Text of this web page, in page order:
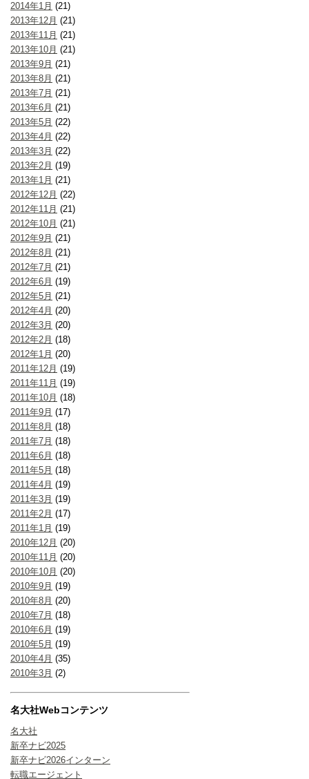
2014年1月 (21)
2013年12月 (21)
2013年11月 (21)
2013年10月 (21)
2013年9月 (21)
2013年8月 (21)
2013年7月 (21)
2013年6月 (21)
2013年5月 (22)
2013年4月 (22)
2013年3月 (22)
2013年2月 (19)
2013年1月 (21)
2012年12月 (22)
2012年11月 (21)
2012年10月 (21)
2012年9月 (21)
2012年8月 (21)
2012年7月 (21)
2012年6月 (19)
2012年5月 (21)
2012年4月 (20)
2012年3月 (20)
2012年2月 (18)
2012年1月 (20)
2011年12月 (19)
2011年11月 (19)
2011年10月 (18)
2011年9月 (17)
2011年8月 (18)
2011年7月 (18)
2011年6月 (18)
2011年5月 (18)
2011年4月 (19)
2011年3月 (19)
2011年2月 (17)
2011年1月 (19)
2010年12月 (20)
2010年11月 (20)
2010年10月 (20)
2010年9月 (19)
2010年8月 (20)
2010年7月 (18)
2010年6月 (19)
2010年5月 (19)
2010年4月 (35)
2010年3月 (2)
名大社Webコンテンツ
名大社
新卒ナビ2025
新卒ナビ2026インターン
転職エージェント